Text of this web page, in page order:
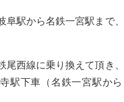
阜駅から名鉄一宮駅まで
尾西線に乗り換えて頂き
駅下車（名鉄一宮駅か